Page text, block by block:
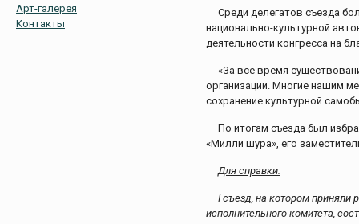
Среди делегатов съезда
национально-культурной
деятельности конгресса на
«За все время
организации. Многие нашим
сохранение культурной
По итогам съезда был
«Милли шура», его
Для справки:
I съезд, на котором приняли
исполнительного комитета,
Арт-галерея
Контакты